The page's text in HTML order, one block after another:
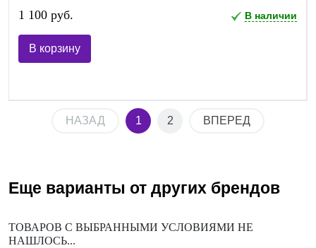
1 100 руб. В наличии
В корзину
НАЗАД 1 2 ВПЕРЕД
Еще варианты от других брендов
ТОВАРОВ С ВЫБРАННЫМИ УСЛОВИЯМИ НЕ
НАШЛОСЬ...